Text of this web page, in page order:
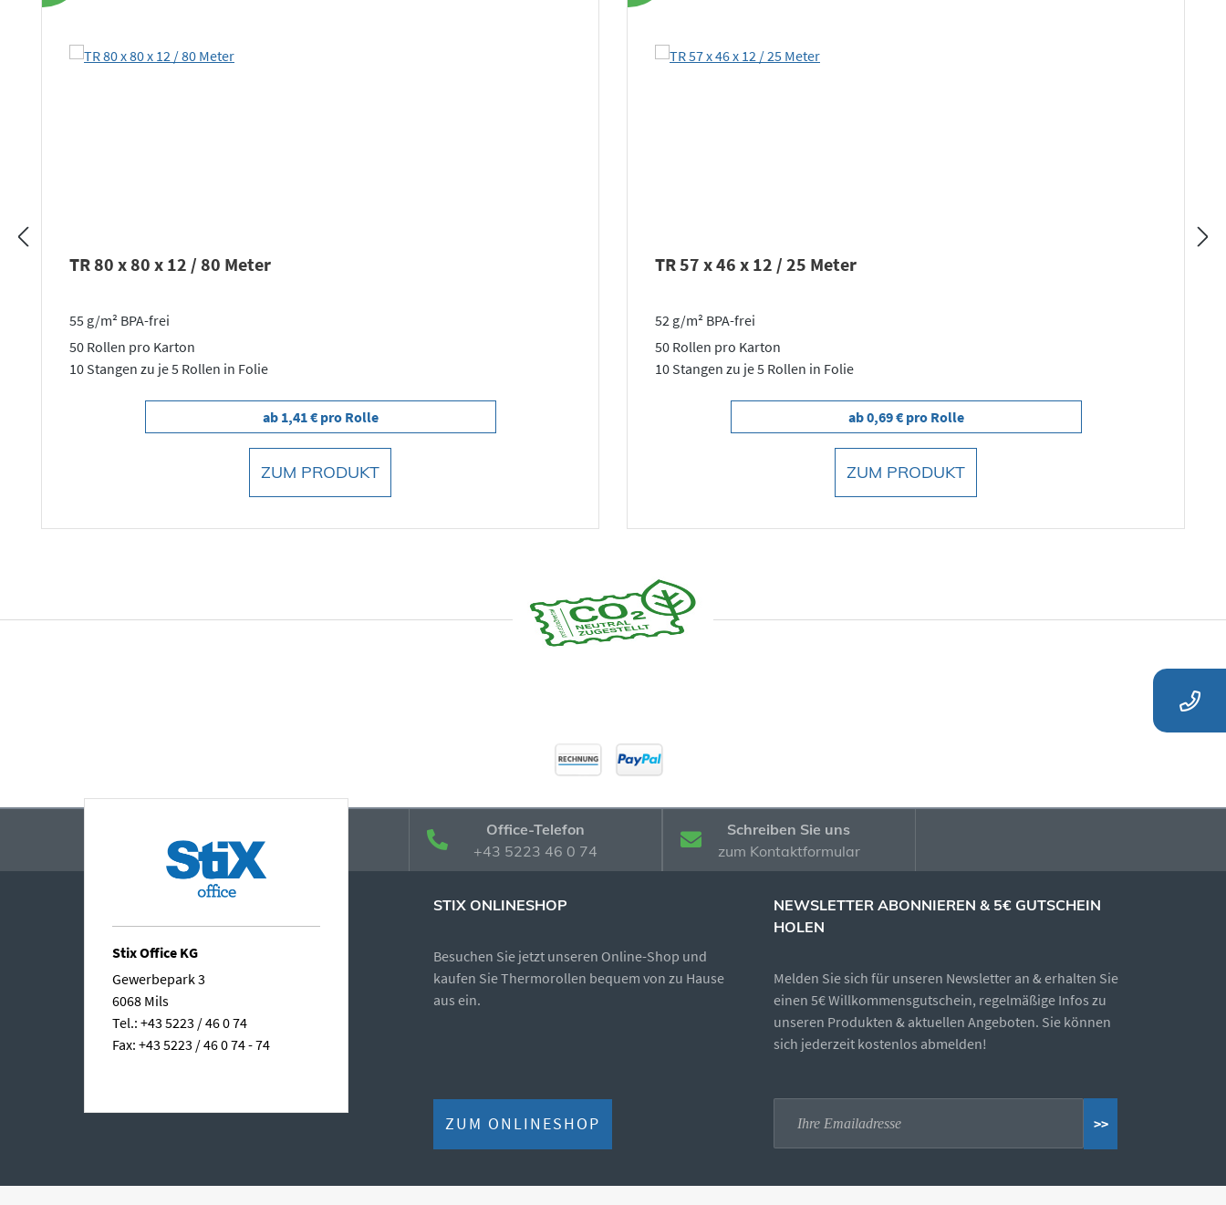
TR 80 x 80 x 12 / 80 Meter
55 g/m² BPA-frei
50 Rollen pro Karton
10 Stangen zu je 5 Rollen in Folie
ab 1,41 € pro Rolle
ZUM PRODUKT
TR 57 x 46 x 12 / 25 Meter
52 g/m² BPA-frei
50 Rollen pro Karton
10 Stangen zu je 5 Rollen in Folie
ab 0,69 € pro Rolle
ZUM PRODUKT
Office-Telefon
+43 5223 46 0 74
Schreiben Sie uns
zum Kontaktformular
Stix Office KG
Gewerbepark 3
6068 Mils
Tel.: +43 5223 / 46 0 74
Fax: +43 5223 / 46 0 74 - 74
STIX ONLINESHOP
Besuchen Sie jetzt unseren Online-Shop und
kaufen Sie Thermorollen bequem von zu Hause
aus ein.
ZUM ONLINESHOP
NEWSLETTER ABONNIEREN & 5€ GUTSCHEIN
HOLEN
Melden Sie sich für unseren Newsletter an & erhalten Sie
einen 5€ Willkommensgutschein, regelmäßige Infos zu
unseren Produkten & aktuellen Angeboten. Sie können
sich jederzeit kostenlos abmelden!
>>